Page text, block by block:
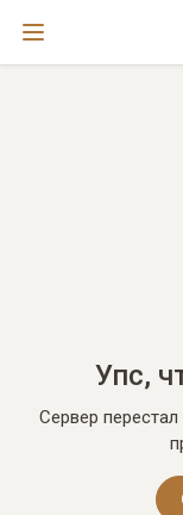
Упс,
Сервер